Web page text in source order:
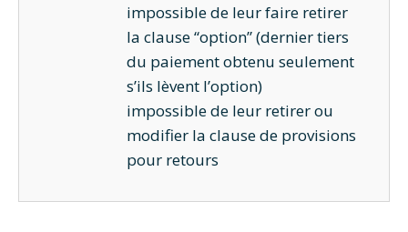
impossible de leur faire retirer
la clause “option” (dernier tiers
du paiement obtenu seulement
s’ils lèvent l’option)
impossible de leur retirer ou
modifier la clause de provisions
pour retours